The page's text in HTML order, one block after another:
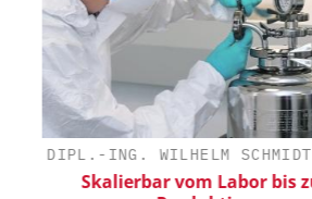
DIPL.-ING. WILHELM SCHMIDT GMBH
Skalierbar vom Labor bis zur